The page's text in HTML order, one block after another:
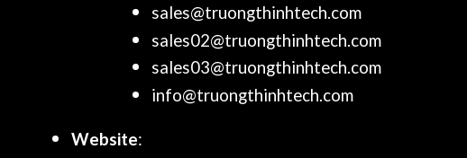
sales@truongthinhtech.com
sales02@truongthinhtech.com
sales03@truongthinhtech.com
info@truongthinhtech.com
Website: